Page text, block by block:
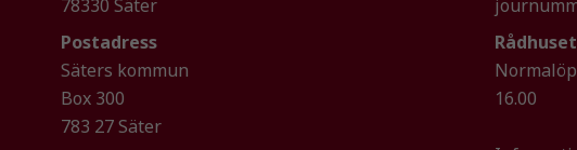
78330 Säter
Postadress
Säters kommun
Box 300
783 27 Säter
Rådhuset
16.00